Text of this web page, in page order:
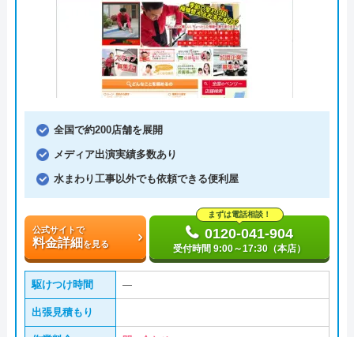
全国で約200店舗を展開
メディア出演実績多数あり
水まわり工事以外でも依頼できる便利屋
公式サイトで
料金詳細を見る
まずは電話相談！
0120-041-904
受付時間 9:00～17:30（本店）
駆けつけ時間 ―
出張見積もり